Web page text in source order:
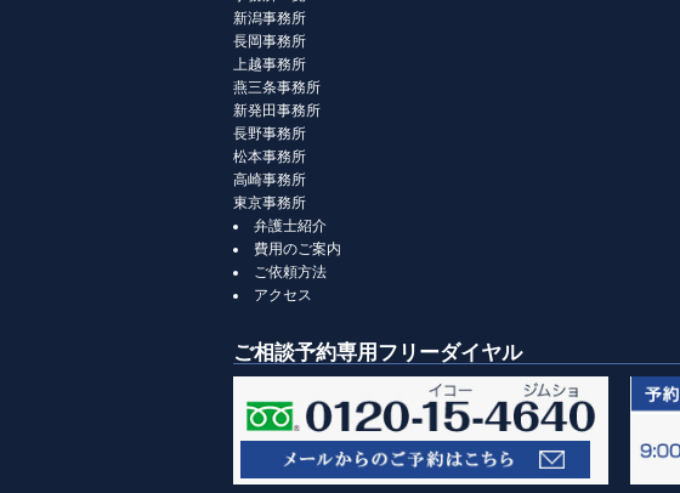
新潟事務所
長岡事務所
上越事務所
燕三条事務所
新発田事務所
長野事務所
松本事務所
高崎事務所
東京事務所
弁護士紹介
費用のご案内
ご依頼方法
アクセス
ご相談予約専用フリーダイヤル